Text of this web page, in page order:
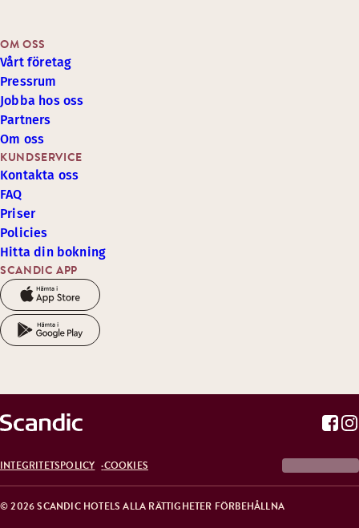
SCANDIC APP
KUNDSERVICE
Kontakta oss
FAQ
Priser
Policies
Hitta din bokning
OM OSS
Vårt företag
Pressrum
Jobba hos oss
Partners
Om oss
© 2026 SCANDIC HOTELS ALLA RÄTTIGHETER FÖRBEHÅLLNA
INTEGRITETSPOLICY COOKIES